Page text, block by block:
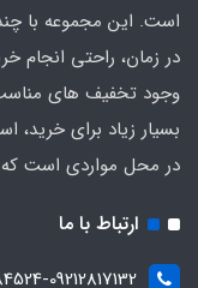
است. این مجموعه با
در زمان، راحتی انجام
وجود تخفیف های
بسیار زیاد برای
در محل مواردی است که
ارتباط با ما
09212817132